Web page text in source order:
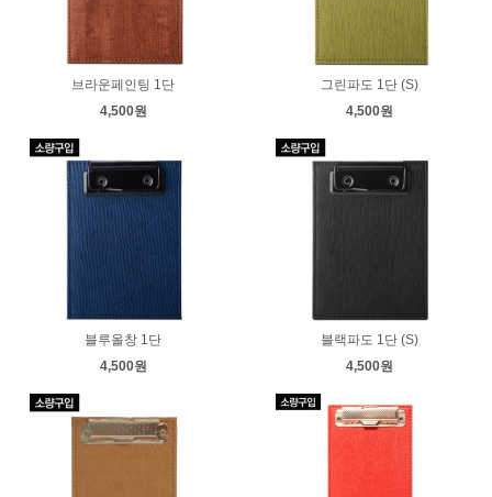
브라운페인팅 1단
4,500원
그린파도 1단 (S)
4,500원
블루올창 1단
4,500원
블랙파도 1단 (S)
4,500원